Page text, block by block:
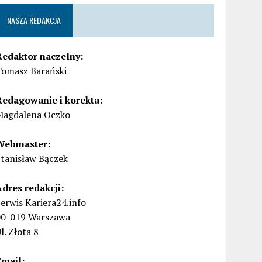
NASZA REDAKCJA
naczelny:
Barański
i korekta:
Oczko
Bączek
redakcji:
Kariera24.info
019 Warszawa
Złota 8